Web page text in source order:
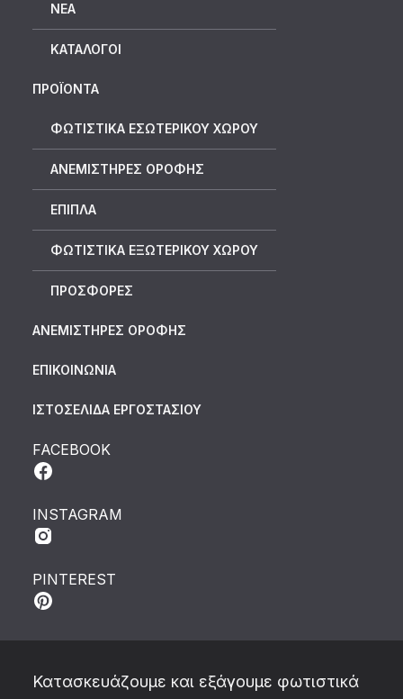
ΝΈΑ
ΚΑΤΆΛΟΓΟΙ
ΠΡΟΪΟΝΤΑ
ΦΩΤΙΣΤΙΚΑ ΕΣΩΤΕΡΙΚΟΥ ΧΩΡΟΥ
ΑΝΕΜΙΣΤΗΡΕΣ ΟΡΟΦΗΣ
ΕΠΙΠΛΑ
ΦΩΤΙΣΤΙΚΑ ΕΞΩΤΕΡΙΚΟΥ ΧΩΡΟΥ
ΠΡΟΣΦΟΡΕΣ
ΑΝΕΜΙΣΤΗΡΕΣ ΟΡΟΦΗΣ
ΕΠΙΚΟΙΝΩΝΙΑ
ΙΣΤΟΣΕΛΙΔΑ ΕΡΓΟΣΤΑΣΙΟΥ
FACEBOOK
INSTAGRAM
PINTEREST
Κατασκευάζουμε και εξάγουμε φωτιστικά